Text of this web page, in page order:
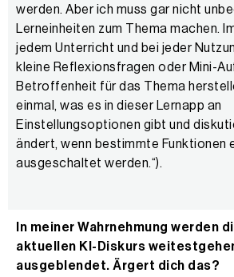
werden. Aber ich muss gar nicht
Lerneinheiten zum Thema machen.
jedem Unterricht und bei jeder
kleine Reflexionsfragen oder Mini-
Betroffenheit für das Thema
einmal, was es in dieser Lernapp an
Einstellungsoptionen gibt und
ändert, wenn bestimmte Funktionen
ausgeschaltet werden.“).
In meiner Wahrnehmung werden
aktuellen KI-Diskurs
ausgeblendet. Ärgert dich das?